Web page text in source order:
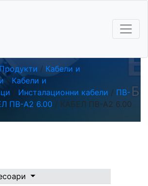
ПВ-А2 6.00
/ Кабели и
/ Кабели и
/ Инсталационни кабели / ПВ-
ПВ-А2 6.00 / КАБЕЛ ПВ-А2 6.00